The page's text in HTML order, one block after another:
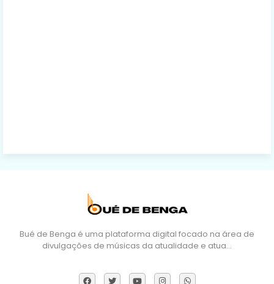
Bué de Benga é uma plataforma digital focado na área de
divulgações de músicas da atualidade e atua…